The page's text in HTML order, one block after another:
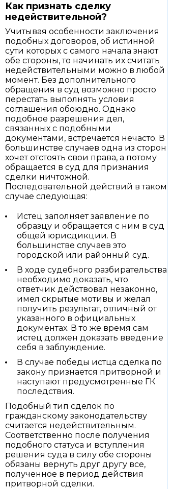
Как признать сделку
недействительной?
Учитывая особенности заключения
подобных договоров, об истинной
сути которых с самого начала знают
обе стороны, то начинать их считать
недействительными можно в любой
момент. Без дополнительного
обращения в суд возможно просто
перестать выполнять условия
соглашения обоюдно. Однако
подобное разрешения дел,
связанных с подобными
документами, встречается нечасто. В
большинстве случаев одна из сторон
хочет отстоять свои права, а потому
обращается в суд для признания
сделки ничтожной.
Последовательной действий в таком
случае следующая:
Истец заполняет заявление по
образцу и обращается с ним в суд
общей юрисдикции. В
большинстве случаев это
городской или районный суд.
В ходе судебного разбирательства
необходимо доказать, что
ответчик действовал незаконно,
имел скрытые мотивы и желал
получить результат, отличный от
указанного в официальных
документах. В то же время сам
истец должен доказать введение
себя в заблуждение.
В случае победы истца сделка по
закону признается притворной и
наступают предусмотренные ГК
последствия.
Подобный тип сделок по
гражданскому законодательству
считается недействительным.
Соответственно после получения
подобного статуса и вступления
решения суда в силу обе стороны
обязаны вернуть друг другу все,
полученное в период действия
притворной сделки.